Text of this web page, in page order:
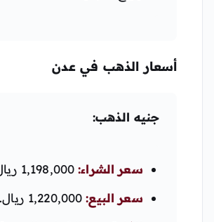
أسعار الذهب في عدن
جنيه الذهب:
سعر الشراء:1,198,000 ريال.
سعر البيع:1,220,000 ريال.